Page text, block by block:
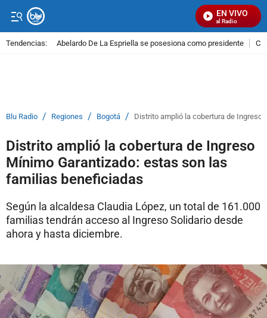
EN VIVO
Señal Visual Radio
Tendencias: Abelardo De La Espriella se posesiona como presidente
Blu Radio / Regiones / Bogotá / Distrito amplió la cobertura de
Distrito amplió la cobertura de Ingreso
Mínimo Garantizado: estas son las
familias beneficiadas
Según la alcaldesa Claudia López, un total de 161.000
familias tendrán acceso al Ingreso Solidario desde
ahora y hasta diciembre.